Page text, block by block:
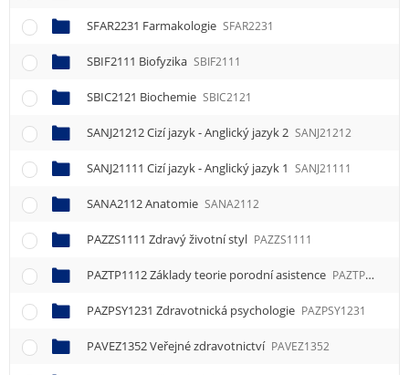
SFAR2231 Farmakologie SFAR2231
SBIF2111 Biofyzika SBIF2111
SBIC2121 Biochemie SBIC2121
SANJ21212 Cizí jazyk - Anglický jazyk 2 SANJ21212
SANJ21111 Cizí jazyk - Anglický jazyk 1 SANJ21111
SANA2112 Anatomie SANA2112
PAZZS1111 Zdravý životní styl PAZZS1111
PAZTP1112 Základy teorie porodní asistence PAZTP1112
PAZPSY1231 Zdravotnická psychologie PAZPSY1231
PAVEZ1352 Veřejné zdravotnictví PAVEZ1352